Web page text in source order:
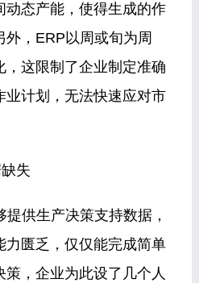
动态产能，使得生成的作
，ERP以周或旬为周
，这限制了企业制定准确
业计划，无法快速应对市
失
供生产决策支持数据，
力匮乏，仅仅能完成简单
，企业为此设了几个人